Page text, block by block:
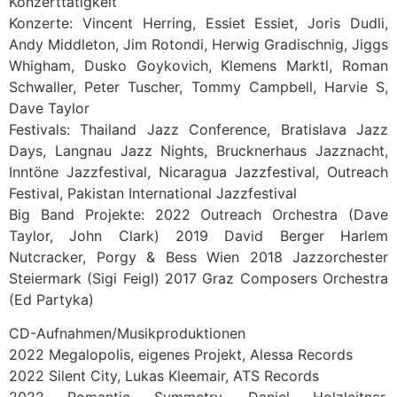
Konzerte: Vincent Herring, Essiet Essiet, Joris Dudli,
Andy Middleton, Jim Rotondi, Herwig Gradischnig, Jiggs
Whigham, Dusko Goykovich, Klemens Marktl, Roman
Schwaller, Peter Tuscher, Tommy Campbell, Harvie S,
Dave Taylor
Festivals: Thailand Jazz Conference, Bratislava Jazz
Days, Langnau Jazz Nights, Brucknerhaus Jazznacht,
Inntöne Jazzfestival, Nicaragua Jazzfestival, Outreach
Festival, Pakistan International Jazzfestival
Big Band Projekte: 2022 Outreach Orchestra (Dave
Taylor, John Clark) 2019 David Berger Harlem
Nutcracker, Porgy & Bess Wien 2018 Jazzorchester
Steiermark (Sigi Feigl) 2017 Graz Composers Orchestra
(Ed Partyka)
CD-Aufnahmen/Musikproduktionen
2022 Megalopolis, eigenes Projekt, Alessa Records
2022 Silent City, Lukas Kleemair, ATS Records